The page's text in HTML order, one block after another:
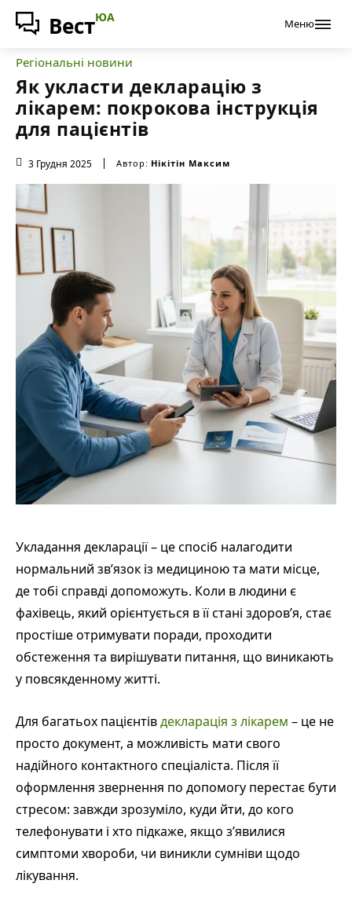
ВестЮА Меню
Регіональні новини
Як укласти декларацію з
лікарем: покрокова інструкція
для пацієнтів
3 Грудня 2025 Автор: Нікітін Максим
Укладання декларації – це спосіб налагодити
нормальний зв’язок із медициною та мати місце,
де тобі справді допоможуть. Коли в людини є
фахівець, який орієнтується в її стані здоров’я, стає
простіше отримувати поради, проходити
обстеження та вирішувати питання, що виникають
у повсякденному житті.
Для багатьох пацієнтівдекларація з лікарем – це не
просто документ, а можливість мати свого
надійного контактного спеціаліста. Після її
оформлення звернення по допомогу перестає бути
стресом: завжди зрозуміло, куди йти, до кого
телефонувати і хто підкаже, якщо з’явилися
симптоми хвороби, чи виникли сумніви щодо
лікування.